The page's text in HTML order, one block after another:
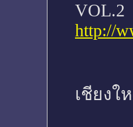
VOL.2
http://
เชียงใ